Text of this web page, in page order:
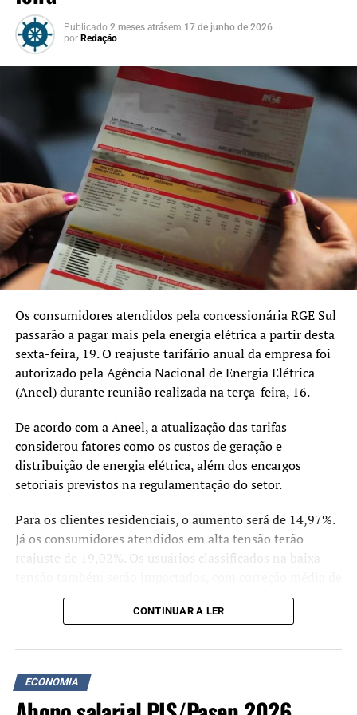
garantido após a formalização do pedido.
Todos os cidadãos inscritos no programa que informam o
CPF na emissão de notas fiscais participam
automaticamente dos sorteios mensais. Conforme as
regras do NFG, o prazo para resgate é de 90 dias após a
homologação do resultado. No caso do sorteio 161, a
homologação ocorreu em 24 de março.
Publicado 2 meses atrásem 17 de junho de 2026
por Redação
Os consumidores atendidos pela concessionária RGE Sul
passarão a pagar mais pela energia elétrica a partir desta
sexta-feira, 19. O reajuste tarifário anual da empresa foi
autorizado pela Agência Nacional de Energia Elétrica
(Aneel) durante reunião realizada na terça-feira, 16.
De acordo com a Aneel, a atualização das tarifas
considerou fatores como os custos de geração e
distribuição de energia elétrica, além dos encargos
setoriais previstos na regulamentação do setor.
Para os clientes residenciais, o aumento será de 14,97%.
Já os consumidores atendidos em alta tensão terão
reajuste de 19,02%. Os usuários classificados na baixa
14,93% nas tarifas.
para aproximadamente 3,19 milhões de unidades
consumidoras em diversas regiões do Rio Grande do Sul.
Segundo a Aneel, parte significativa do reajuste está
CONTINUAR A LER
ECONOMIA